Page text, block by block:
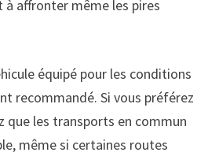
affronter même les pires
équipé pour les conditions
recommandé. Si vous préférez
que les transports en commun
même si certaines routes